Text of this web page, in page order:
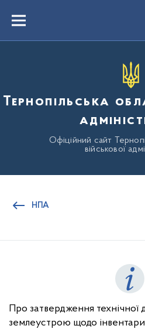
вмістуMenu
Тернопільська
Офіційний сайт
військової
НПА
Про затвердження технічної
землеустрою щодо